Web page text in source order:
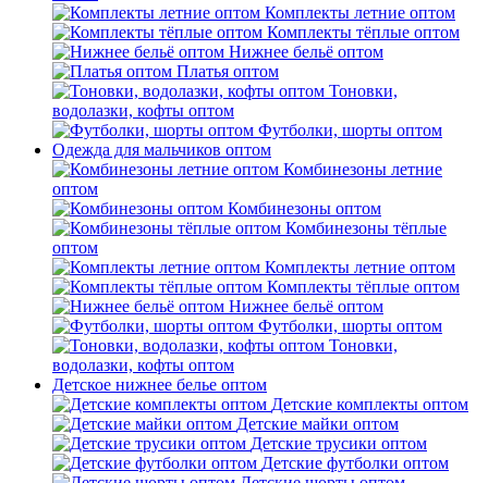
Комплекты летние оптом
Комплекты тёплые оптом
Нижнее бельё оптом
Платья оптом
Тоновки,
водолазки, кофты оптом
Футболки, шорты оптом
Одежда для мальчиков оптом
Комбинезоны летние
оптом
Комбинезоны оптом
Комбинезоны тёплые
оптом
Комплекты летние оптом
Комплекты тёплые оптом
Нижнее бельё оптом
Футболки, шорты оптом
Тоновки,
водолазки, кофты оптом
Детское нижнее белье оптом
Детские комплекты оптом
Детские майки оптом
Детские трусики оптом
Детские футболки оптом